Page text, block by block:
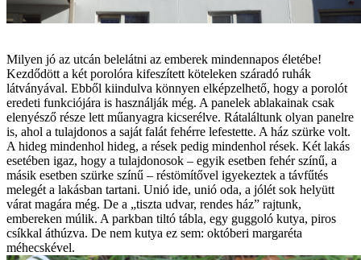
Milyen jó az utcán belelátni az emberek mindennapos életébe!
Kezdődött a két porolóra kifeszített köteleken száradó ruhák
látványával. Ebből kiindulva könnyen elképzelhető, hogy a porolót
eredeti funkciójára is használják még. A panelek ablakainak csak
elenyésző része lett műanyagra kicserélve. Rátaláltunk olyan panelre
is, ahol a tulajdonos a saját falát fehérre lefestette. A ház szürke volt.
A hideg mindenhol hideg, a rések pedig mindenhol rések. Két lakás
esetében igaz, hogy a tulajdonosok – egyik esetben fehér színű, a
másik esetben szürke színű – réstömítővel igyekeztek a távfűtés
melegét a lakásban tartani. Unió ide, unió oda, a jólét sok helyütt
várat magára még. De a „tiszta udvar, rendes ház” rajtunk,
embereken múlik. A parkban tiltó tábla, egy guggoló kutya, piros
csíkkal áthúzva. De nem kutya ez sem: októberi margaréta
méhecskével.